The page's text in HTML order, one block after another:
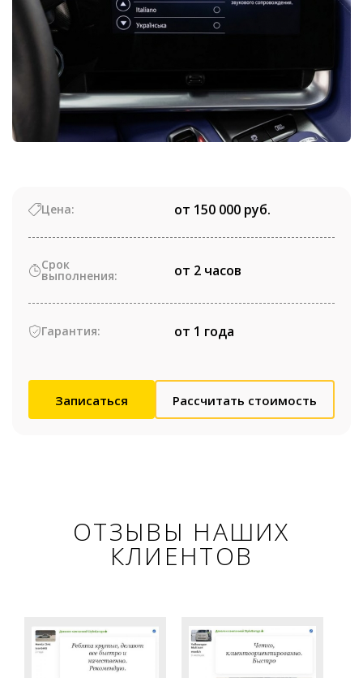
Цена: от 150 000 руб.
Срок
выполнения: от 2 часов
Гарантия: от 1 года
Записаться Рассчитать стоимость
ОТЗЫВЫ НАШИХ
КЛИЕНТОВ